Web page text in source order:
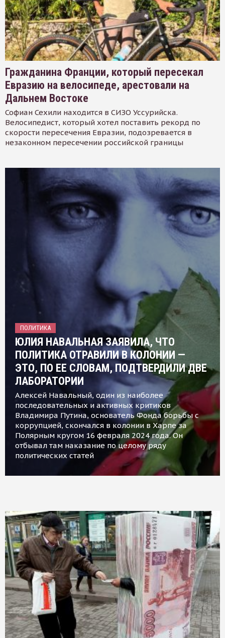
Гражданина Франции, который пересекал
Евразию на велосипеде, арестовали на
Дальнем Востоке
Софиан Сехили находится в СИЗО Уссурийска.
Велосипедист, который хотел поставить рекорд по
скорости пересечения Евразии, подозревается в
незаконном пересечении российской границы
ПОЛИТИКА
ЮЛИЯ НАВАЛЬНАЯ ЗАЯВИЛА, ЧТО
ПОЛИТИКА ОТРАВИЛИ В КОЛОНИИ —
ЭТО, ПО ЕЕ СЛОВАМ, ПОДТВЕРДИЛИ ДВЕ
ЛАБОРАТОРИИ
Алексей Навальный, один из наиболее
последовательных и активных критиков
Владимира Путина, основатель Фонда борьбы с
коррупцией, скончался в колонии в Харпе за
Полярным кругом 16 февраля 2024 года. Он
отбывал там наказание по целому ряду
политических статей